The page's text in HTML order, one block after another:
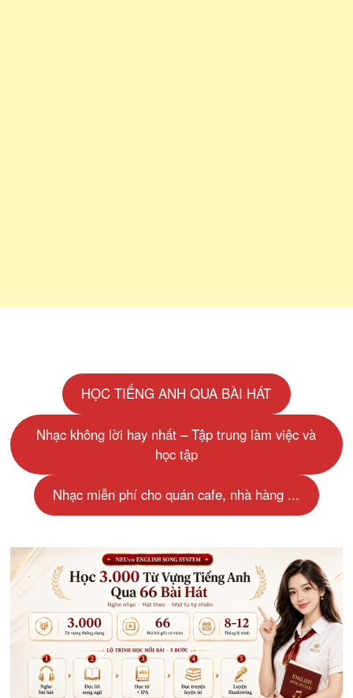
HỌC TIẾNG ANH QUA BÀI HÁT
Nhạc không lời hay nhất – Tập trung làm việc và
học tập
Nhạc miễn phí cho quán cafe, nhà hàng ...